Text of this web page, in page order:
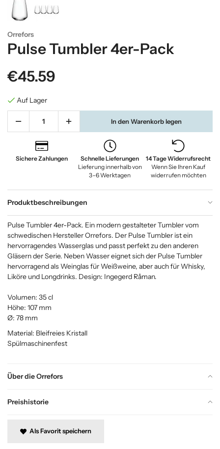
Orrefors
Pulse Tumbler 4er-Pack
€45.59
Auf Lager
In den Warenkorb legen
Sichere Zahlungen
Schnelle Lieferungen
Lieferung innerhalb von
3–6 Werktagen
14 Tage Widerrufsrecht
Wenn Sie Ihren Kauf
widerrufen möchten
Produktbeschreibungen
Über die Orrefors
Preishistorie
Pulse Tumbler 4er-Pack. Ein modern gestalteter Tumbler vom
schwedischen Hersteller Orrefors. Der Pulse Tumbler ist ein
hervorragendes Wasserglas und passt perfekt zu den anderen
Gläsern der Serie. Neben Wasser eignet sich der Pulse Tumbler
hervorragend als Weinglas für Weißweine, aber auch für Whisky,
Liköre und Longdrinks. Design: Ingegerd Råman.
Volumen: 35 cl
Höhe: 107 mm
Ø: 78 mm
Material: Bleifreies Kristall
Spülmaschinenfest
Als Favorit speichern